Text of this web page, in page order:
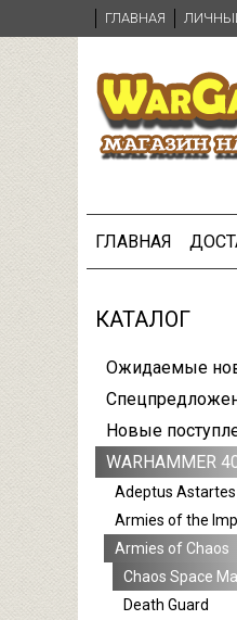
ГЛАВНАЯ
ГЛАВНАЯ
КАТАЛОГ
Ожидаемые
Новые
WARHAMMER
Adeptus Astartes
Armies of the
Armies of Chaos
Chaos Space
Death Guard